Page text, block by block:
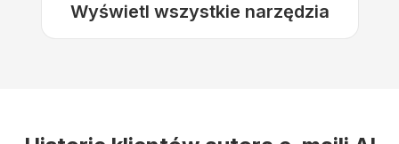
Wyświetl wszystkie narzędzia